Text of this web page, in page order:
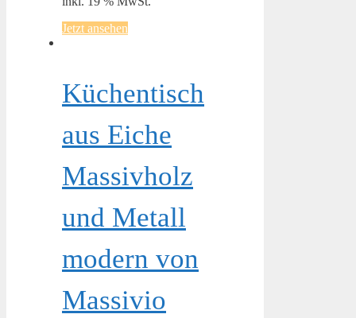
Jetzt ansehen
Küchentisch
aus Eiche
Massivholz
und Metall
modern von
Massivio